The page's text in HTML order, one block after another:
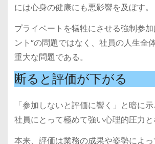
には心身の健康にも悪影響を及ぼす。
プライベートを犠牲にさせる強制参
ント”の問題ではなく、社員の人生全
重大な問題である。
断ると評価が下がる
「参加しないと評価に響く」と暗に示
社員にとって極めて強い心理的圧力と
本来、評価は業務の成果や姿勢によ